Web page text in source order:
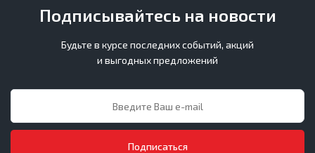
Подписывайтесь на новости
Будьте в курсе последних событий, акций
и выгодных предложений
Подписаться